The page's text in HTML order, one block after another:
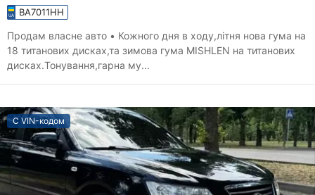
BA7011HH
Продам власне авто • Кожного дня в ходу,літня нова гума на
18 титанових дисках,та зимова гума MISHLEN на титанових
дисках.Тонування,гарна му...
С VIN-кодом